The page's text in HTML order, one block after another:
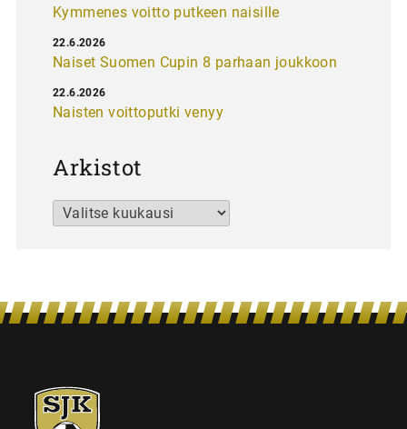
Kymmenes voitto putkeen naisille
Naiset Suomen Cupin 8 parhaan joukkoon
22.6.2026
Naisten voittoputki venyy
22.6.2026
Arkistot
Arkistot
SJK-
juniorit